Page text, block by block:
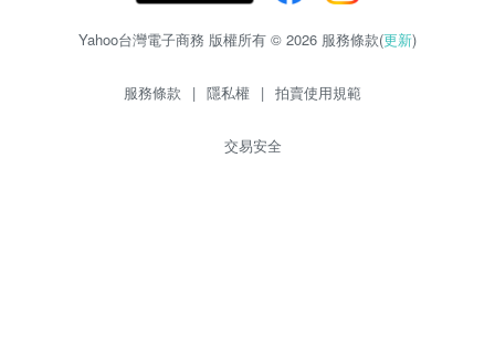
Yahoo台灣電子商務 版權所有 © 2026 服務條款(更新)
服務條款 | 隱私權 | 拍賣使用規範
交易安全